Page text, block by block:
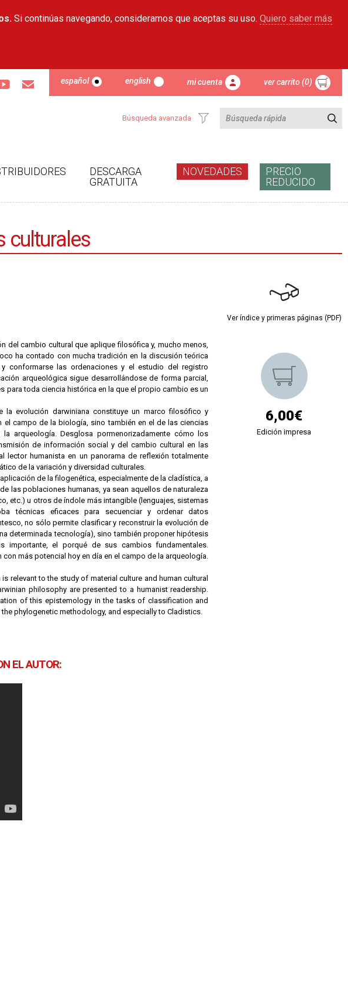
Si continúas navegando, consideramos que aceptas su uso. Quiero saber más
español english mi cuenta ver carrito (0)
Búsqueda avanzada
DESCARGA
GRATUITA
NOVEDADES
PRECIO
REDUCIDO
culturales
del cambio cultural que aplique filosófica y, mucho menos,
ha contado con mucha tradición en la discusión teórica
conformarse las ordenaciones y el estudio del registro
arqueológica sigue desarrollándose de forma parcial,
toda ciencia histórica en la que el propio cambio es un
evolución darwiniana constituye un marco filosófico y
campo de la biología, sino también en el de las ciencias
arqueología. Desglosa pormenorizadamente cómo los
de información social y del cambio cultural en las
humanista en un panorama de reflexión totalmente
de la variación y diversidad culturales.
de la filogenética, especialmente de la cladística, a
las poblaciones humanas, ya sean aquellos de naturaleza
etc.) u otros de índole más intangible (lenguajes, sistemas
técnicas eficaces para secuenciar y ordenar datos
no sólo permite clasificar y reconstruir la evolución de
determinada tecnología), sino también proponer hipótesis
el porqué de sus cambios fundamentales.
más potencial hoy en día en el campo de la arqueología.
relevant to the study of material culture and human cultural
philosophy are presented to a humanist readership.
of this epistemology in the tasks of classification and
phylogenetic methodology, and especially to Cladistics.
EL AUTOR:
Ver índice y primeras páginas (PDF)
6,00€
Edición impresa